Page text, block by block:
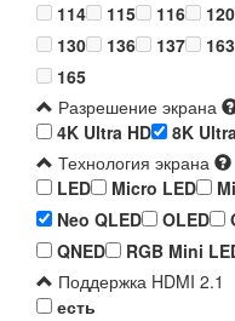
114
115 116
120
130
136 137
163
165
Разрешение экрана
4K Ultra HD
8K
Технология экрана
LED
Micro LED
Neo QLED
OLED
QNED
RGB Mini
Поддержка HDMI 2.1
есть